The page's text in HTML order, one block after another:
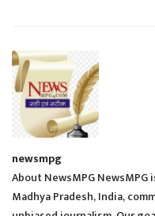
newsmpg
About NewsMPG
Madhya Pradesh, India,